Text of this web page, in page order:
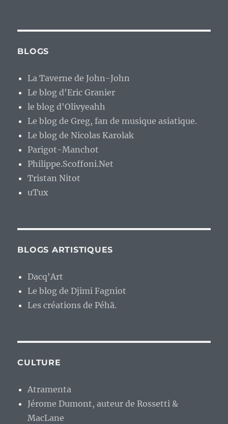
BLOGS
La Taverne de John-John
Le blog d'Eric Granier
le blog d'Olivyeahh
Le blog de Greg, fan de musique asiatique.
Le blog de Nicolas Karolak
Parigot-Manchot
Philippe.Scoffoni.Net
Tristan Nitot
uTux
BLOGS ARTISTIQUES
Dacq'Art
Le blog de Djimi Fagniot
Les créations de Péhä.
CULTURE
Atramenta
Jérome Dumont, auteur de Rossetti &
MacLane